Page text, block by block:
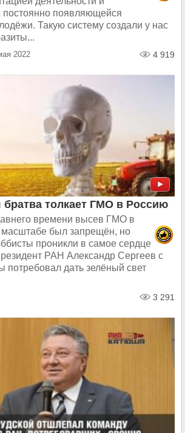
постоянно появляющейся
Такую систему создали у нас
2022 4 919
братва толкает ГМО в Россию
времени высев ГМО в
был запрещён, но
проникли в самое сердце
РАН Александр Сергеев с
потребовал дать зелёный свет
3 291